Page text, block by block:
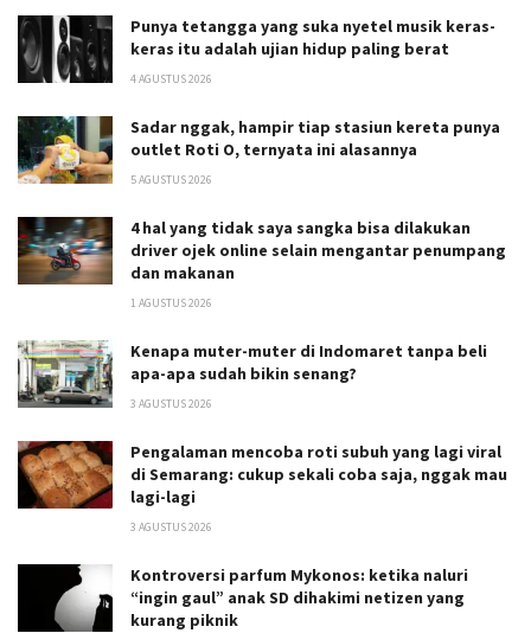
Punya tetangga yang suka nyetel musik keras-
keras itu adalah ujian hidup paling berat
4 AGUSTUS 2026
Sadar nggak, hampir tiap stasiun kereta punya
outlet Roti O, ternyata ini alasannya
5 AGUSTUS 2026
4 hal yang tidak saya sangka bisa dilakukan
driver ojek online selain mengantar penumpang
dan makanan
1 AGUSTUS 2026
Kenapa muter-muter di Indomaret tanpa beli
apa-apa sudah bikin senang?
3 AGUSTUS 2026
Pengalaman mencoba roti subuh yang lagi viral
di Semarang: cukup sekali coba saja, nggak mau
lagi-lagi
3 AGUSTUS 2026
Kontroversi parfum Mykonos: ketika naluri
“ingin gaul” anak SD dihakimi netizen yang
kurang piknik